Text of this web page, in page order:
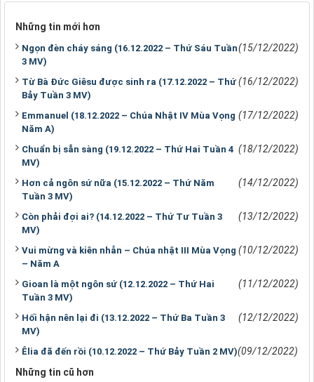
Những tin mới hơn
Ngọn đèn cháy sáng (16.12.2022 – Thứ Sáu Tuần
3 MV)
(15/12/2022)
Từ Bà Đức Giêsu được sinh ra (17.12.2022 – Thứ
Bảy Tuần 3 MV)
(16/12/2022)
Emmanuel (18.12.2022 – Chúa Nhật IV Mùa Vọng
Năm A)
(17/12/2022)
Chuẩn bị sẵn sàng (19.12.2022 – Thứ Hai Tuần 4
MV)
(18/12/2022)
Hơn cả ngôn sứ nữa (15.12.2022 – Thứ Năm
Tuần 3 MV)
(14/12/2022)
Còn phải đợi ai? (14.12.2022 – Thứ Tư Tuần 3
MV)
(13/12/2022)
Vui mừng và kiên nhẫn – Chúa nhật III Mùa Vọng
– Năm A
(10/12/2022)
Gioan là một ngôn sứ (12.12.2022 – Thứ Hai
Tuần 3 MV)
(11/12/2022)
Hối hận nên lại đi (13.12.2022 – Thứ Ba Tuần 3
MV)
(12/12/2022)
Êlia đã đến rồi (10.12.2022 – Thứ Bảy Tuần 2 MV)(09/12/2022)
Những tin cũ hơn